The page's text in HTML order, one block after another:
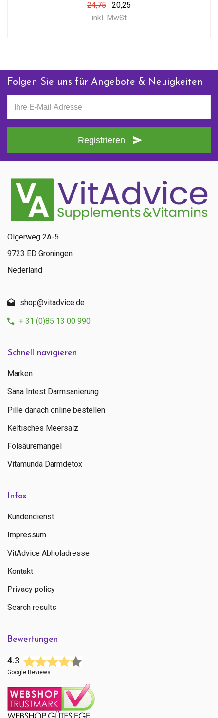
24,75
20,25
inkl. MwSt
Folgen Sie uns für Angebote & Neuigkeiten
Registrieren
Schnell navigieren
Marken
Sana Intest Darmsanierung
Pille danach online bestellen
Keltisches Meersalz
Folsäuremangel
Vitamunda Darmdetox
Infos
Kundendienst
Impressum
VitAdvice Abholadresse
Kontakt
Privacy policy
Search results
Bewertungen
4.3
Google Reviews
Olgerweg 2A-5
9723 ED Groningen
Nederland
shop@vitadvice.de
+ 31 (0)85 13 00 990